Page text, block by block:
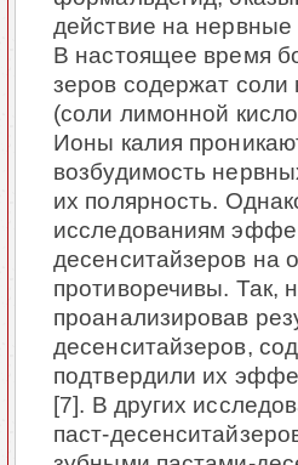
действие на нервные
В настоящее время
зеров содержат
(соли лимонной
Ионы калия
возбудимость
их полярность.
исследованиям
десенситайзеров на
противоречивы. Так,
проанализировав
десенситайзеров,
подтвердили их
[7]. В других
паст-